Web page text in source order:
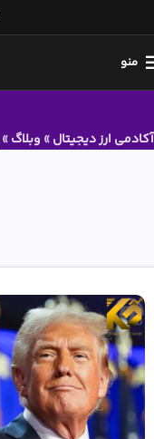
منو
آکادمی ارز دیجیتال» وبلاگ»